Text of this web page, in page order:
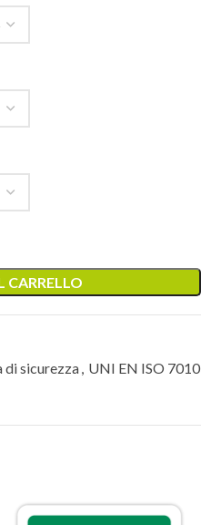
CARRELLO
di sicurezza, UNI EN ISO 7010